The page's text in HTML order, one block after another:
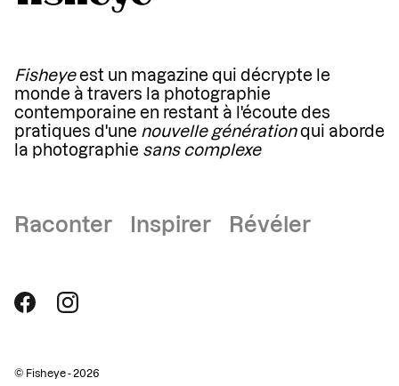
Fisheyeest un magazine qui décrypte le
monde à travers la photographie
contemporaine en restant à l'écoute des
pratiques d'une nouvelle générationqui aborde
la photographie sans complexe
Raconter Inspirer Révéler
© Fisheye - 2026